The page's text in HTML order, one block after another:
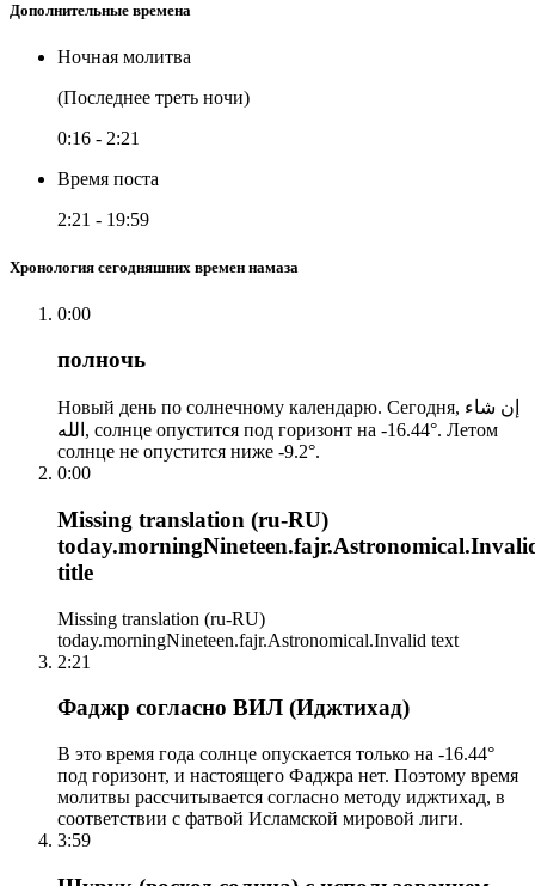
Дополнительные времена
Ночная молитва
(Последнее треть ночи)
0:16 - 2:21
Время поста
2:21 - 19:59
Хронология сегодняшних времен намаза
0:00
полночь
Новый день по солнечному календарю. Сегодня, إن شاء
الله, солнце опустится под горизонт на -16.44°. Летом
солнце не опустится ниже -9.2°.
0:00
Missing translation (ru-RU)
title
Missing translation (ru-RU)
today.morningNineteen.fajr.Astronomical.Invalid text
2:21
Фаджр согласно ВИЛ (Иджтихад)
В это время года солнце опускается только на -16.44°
под горизонт, и настоящего Фаджра нет. Поэтому время
молитвы рассчитывается согласно методу иджтихад, в
соответствии с фатвой Исламской мировой лиги.
3:59